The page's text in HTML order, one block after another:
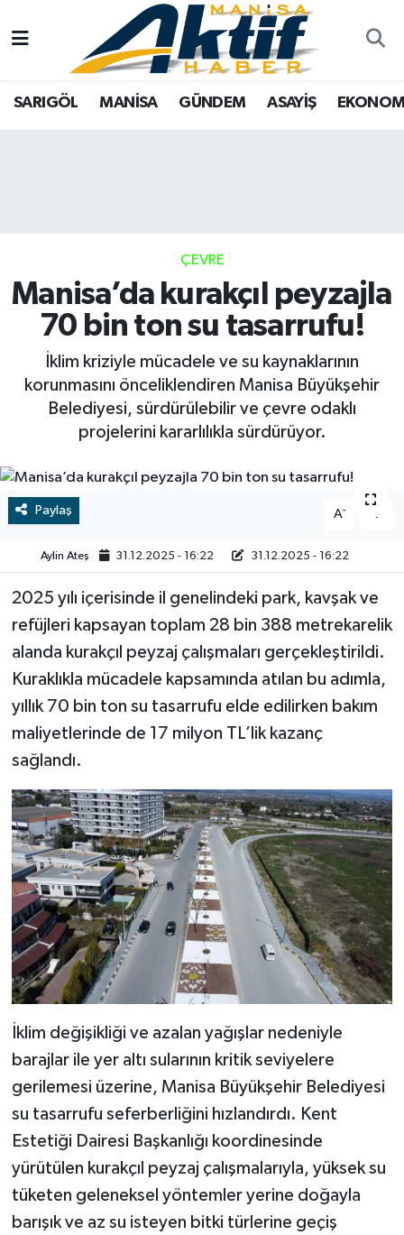
SARIGÖL MANİSA GÜNDEM ASAYİŞ
ÇEVRE
Manisa’da kurakçıl peyzajla
70 bin ton su tasarrufu!
İklim kriziyle mücadele ve su kaynaklarının
korunmasını önceliklendiren Manisa Büyükşehir
Belediyesi, sürdürülebilir ve çevre odaklı
projelerini kararlılıkla sürdürüyor.
Paylaş A- A
Aylin Ateş 31.12.2025 - 16:22 31.12.2025 - 16:22
2025 yılı içerisinde il genelindeki park, kavşak ve
refüjleri kapsayan toplam 28 bin 388 metrekarelik
alanda kurakçıl peyzaj çalışmaları gerçekleştirildi.
Kuraklıkla mücadele kapsamında atılan bu adımla,
yıllık 70 bin ton su tasarrufu elde edilirken bakım
maliyetlerinde de 17 milyon TL’lik kazanç
sağlandı.
İklim değişikliği ve azalan yağışlar nedeniyle
barajlar ile yer altı sularının kritik seviyelere
gerilemesi üzerine, Manisa Büyükşehir Belediyesi
su tasarrufu seferberliğini hızlandırdı. Kent
Estetiği Dairesi Başkanlığı koordinesinde
yürütülen kurakçıl peyzaj çalışmalarıyla, yüksek su
tüketen geleneksel yöntemler yerine doğayla
barışık ve az su isteyen bitki türlerine geçiş
Yazarlar
SARIGÖL
SPOR
SİYASET
RESMİ İLAN
BİLİM VE TEKNOLOJİ
Türkiye
Eğitim
Manisa
RESMİ İLAN
Yaşam
Tarih
Çevre
Dünya
Künye
SPOR
Vefat
Video
Manisa Nöbetçi Eczaneler
Süper Lig Puan Durumu ve Fikstür
Tüm Manşetler
Haber Arşivi